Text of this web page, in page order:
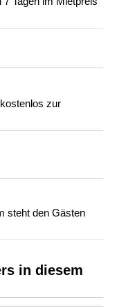
zur
steht den Gästen
in diesem